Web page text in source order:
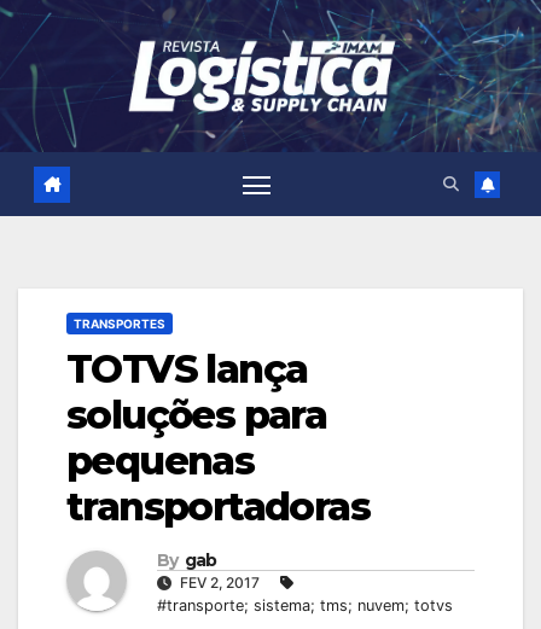
Skip
content
TRANSPORTES
TOTVS lança
soluções para
pequenas
transportadoras
By gab
FEV 2, 2017
#transporte; sistema; tms; nuvem; totvs